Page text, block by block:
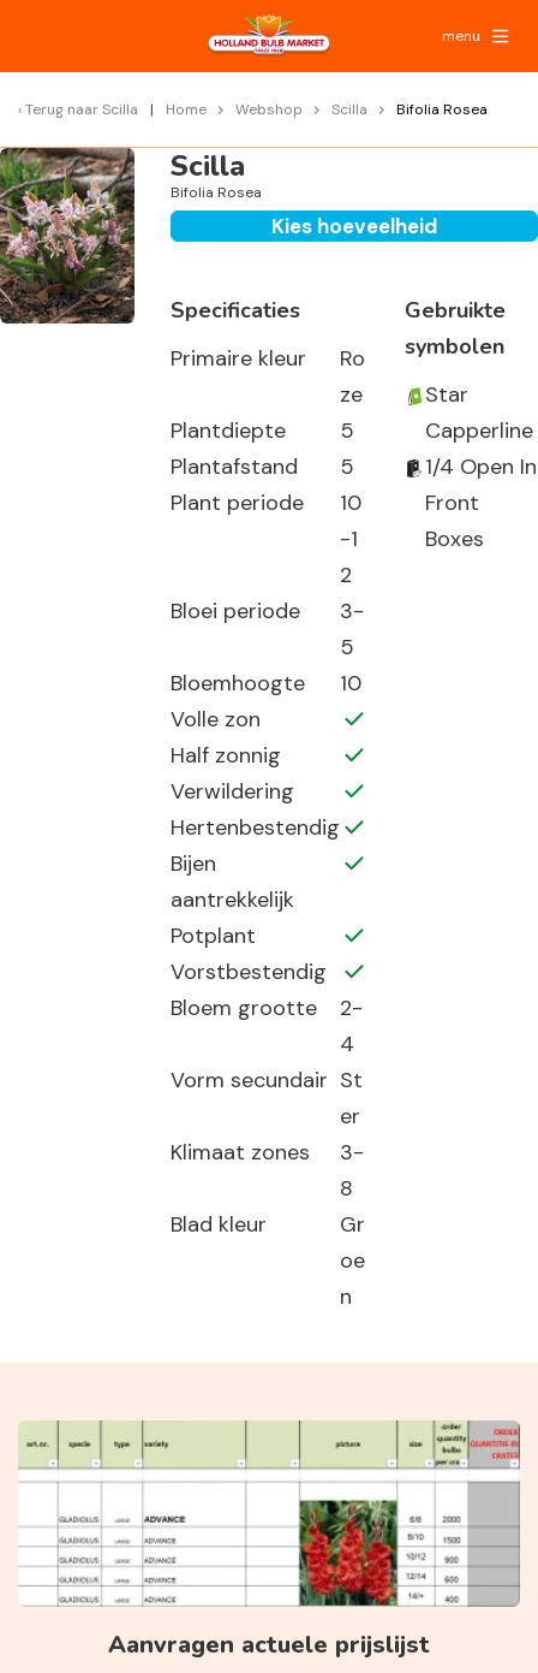
menu
Terug naarScilla Home Webshop Scilla Bifolia Rosea
Scilla
Bifolia Rosea
Kies hoeveelheid
Specificaties
Primaire kleur
Ro
ze
Plantdiepte
5
Plantafstand
5
Plant periode
10
-1
2
Bloei periode
3-
5
Bloemhoogte
10
Volle zon
Half zonnig
Verwildering
Hertenbestendig
Bijen
aantrekkelijk
Potplant
Vorstbestendig
Bloem grootte
2-
4
Vorm secundair St
er
Klimaat zones
3-
8
Blad kleur
Gr
oe
n
Gebruikte
symbolen
Star
Capperline
1/4 Open In
Front
Boxes
Aanvragen actuele prijslijst